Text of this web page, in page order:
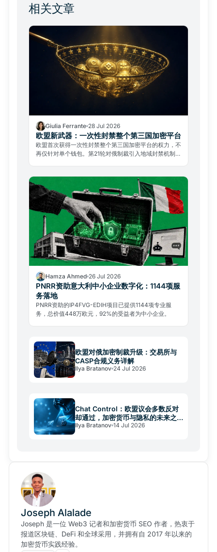
相关文章
Giulia Ferrante 28 Jul 2026
欧盟新武器：一次性封禁整个第三国加密平台
欧盟首次获得一次性封禁整个第三国加密平台的权力，不
再仅针对单个钱包。第21轮对俄制裁引入地域封禁机制，
Hamza Ahmed 26 Jul 2026
PNRR资助意大利中小企业数字化：1144项服
务落地
PNRR资助的IP4FVG-EDIH项目已提供1144项专业服
务，总价值448万欧元，92%的受益者为中小企业。
欧盟对俄加密制裁升级：交易所与
CASP合规义务详解
Ilya Bratanov 24 Jul 2026
Chat Control：欧盟议会多数反对
却通过，加密货币与隐私的未来之
战
Ilya Bratanov 14 Jul 2026
Joseph Alalade
Joseph 是一位 Web3 记者和加密货币 SEO 作者，热衷于
报道区块链、DeFi 和全球采用，并拥有自 2017 年以来的
加密货币实践经验。